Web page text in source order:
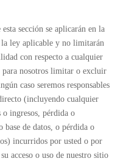
sección se aplicarán en la
ley aplicable y no limitarán
con respecto a cualquier
nosotros limitar o excluir
caso seremos responsables
(incluyendo cualquier
ingresos, pérdida o
base de datos, o pérdida o
incurridos por usted o por
acceso o uso de nuestro sitio